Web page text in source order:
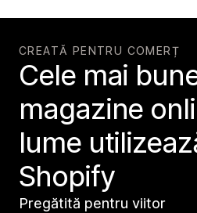
CREATĂ PENTRU COMERȚ
Cele mai
magazine
lume
Shopify
Pregătită pentru viitor